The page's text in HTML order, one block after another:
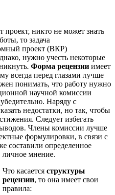
проект, никто не может знать
то задача
проект (ВКР)
нужно учесть некоторые
Форма рецензии имеет
всегда перед глазами лучше
понимать, что работу нужно
научной комиссии
Наряду с
недостатки, но так, чтобы
Следует избегать
Члены комиссии лучше
формулировки, в связи с
составили определенное
личное мнение.
Что касается структуры
рецензии, то она имеет свои
правила: